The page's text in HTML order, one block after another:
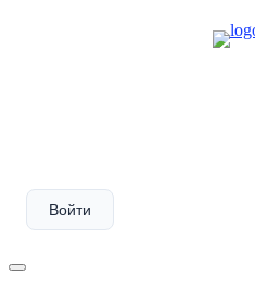
Войти
Menu